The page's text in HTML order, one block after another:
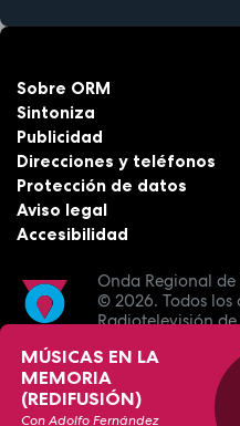
Onda Regional
© 2026. Todos los
Radiotelevisión
Sobre ORM
Sintoniza
Publicidad
Direcciones y teléfonos
Protección de datos
Aviso legal
Accesibilidad
MÚSICAS EN LA
MEMORIA
(REDIFUSIÓN)
Con Adolfo Fernández